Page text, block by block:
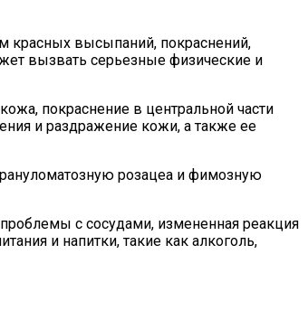
красных высыпаний, покраснений,
вызвать серьезные физические и
покраснение в центральной части
и раздражение кожи, а также ее
розацеа и фимозную
с сосудами, измененная реакция
и напитки, такие как алкоголь,